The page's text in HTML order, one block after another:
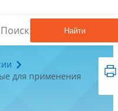
Найти
для применения